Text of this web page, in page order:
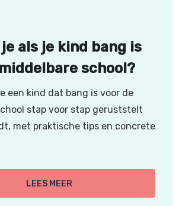
je als je kind bang is
school?
een kind dat bang is voor de
stap voor stap geruststelt
met praktische tips en concrete
LEES MEER